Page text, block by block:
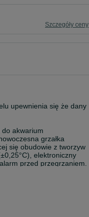
Szczegóły ceny
upewnienia się że dany
do akwarium
grzałka
się obudowie z tworzyw
elektroniczny
przed przegrzaniem.
w zbiornikach z